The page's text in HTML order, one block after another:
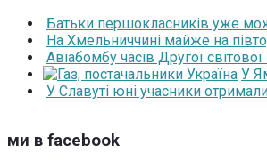
Батьки першокласників уже
На Хмельниччині майже на
Авіабомбу часів Другої
У
У Славуті юні учасники
ми в facebook